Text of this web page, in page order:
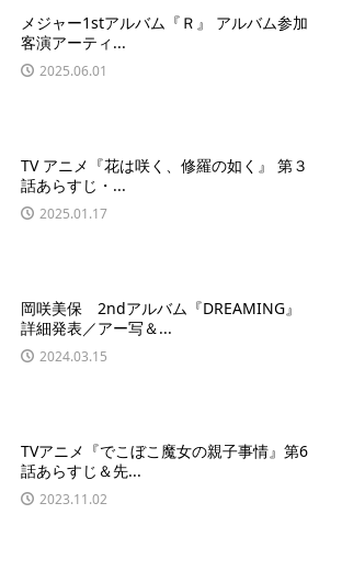
メジャー1stアルバム『Ｒ』 アルバム参加
客演アーティ...
2025.06.01
TV アニメ『花は咲く、修羅の如く』 第３
話あらすじ・...
2025.01.17
岡咲美保 2ndアルバム『DREAMING』
詳細発表／アー写＆...
2024.03.15
TVアニメ『でこぼこ魔女の親子事情』第6
話あらすじ＆先...
2023.11.02